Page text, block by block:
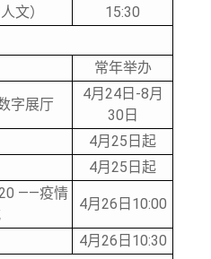
文）
15:30
常年举办
字展厅
4月24日-8月
30日
4月25日起
4月25日起
——疫情
4月26日10:00
4月26日10:30